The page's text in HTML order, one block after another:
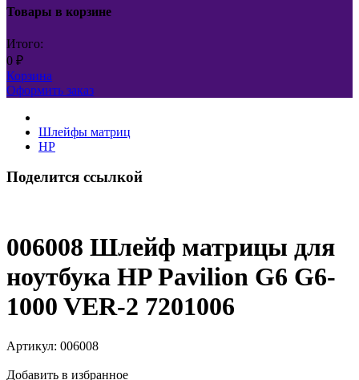
Товары в корзине
Итого:
0 ₽
Корзина
Оформить заказ
Шлейфы матриц
HP
Поделится ссылкой
006008 Шлейф матрицы для
ноутбука HP Pavilion G6 G6-
1000 VER-2 7201006
Артикул: 006008
Добавить в избранное